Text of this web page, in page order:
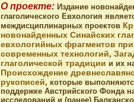
О проекте: Издание
глаголического Евхология
междисциплинарных проектов
новонайденных Синайских
евхологийных фрагментов
современных технологий,
глаголической традициии их
Происхождение
рукописей, которые
поддержке Австрийского Фонда
исследований и (ранее)